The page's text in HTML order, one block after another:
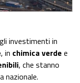
investimenti in
, in chimica verde e
, che stanno
nazionale.